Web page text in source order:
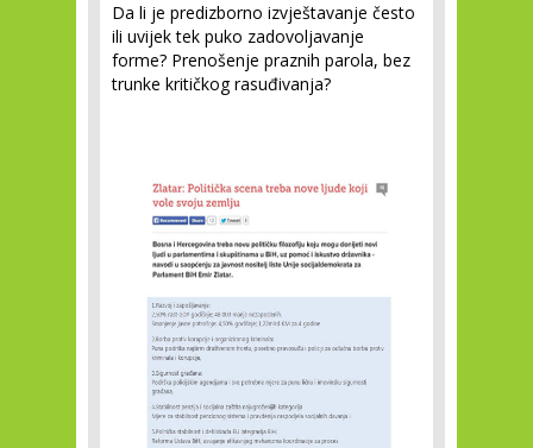
Da li je predizborno izvještavanje često
ili uvijek tek puko zadovoljavanje
forme? Prenošenje praznih parola, bez
trunke kritičkog rasuđivanja?